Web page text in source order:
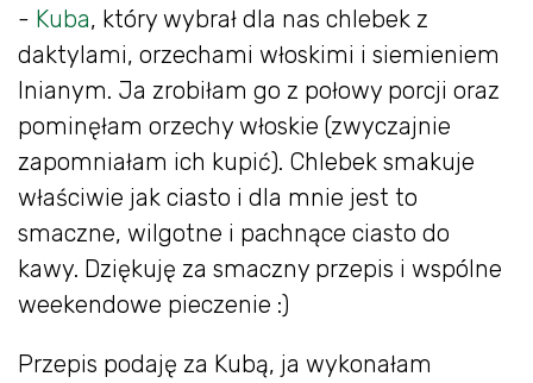
- Kuba, który wybrał dla nas chlebek z
daktylami, orzechami włoskimi i siemieniem
lnianym. Ja zrobiłam go z połowy porcji oraz
pominęłam orzechy włoskie (zwyczajnie
zapomniałam ich kupić). Chlebek smakuje
właściwie jak ciasto i dla mnie jest to
smaczne, wilgotne i pachnące ciasto do
kawy. Dziękuję za smaczny przepis i wspólne
weekendowe pieczenie :)
Przepis podaję za Kubą, ja wykonałam